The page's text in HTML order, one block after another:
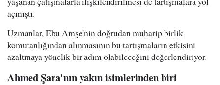
açmıştı.
Uzmanlar, Ebu Amşe'nin doğrudan muharip birlik
komutanlığından alınmasının bu tartışmaların etkisini
azaltmaya yönelik bir adım olabileceğini değerlendiriyor.
Ahmed Şara'nın yakın isimlerinden biri